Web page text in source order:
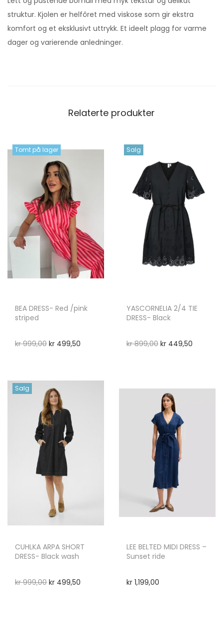
struktur. Kjolen er helfôret med viskose som gir ekstra
komfort og et eksklusivt uttrykk. Et ideelt plagg for varme
dager og varierende anledninger.
Relaterte produkter
Tomt på lager
BEA DRESS- Red /pink
striped
kr999,00 kr 499,50
Salg
YASCORNELIA 2/4 TIE
DRESS- Black
kr899,00 kr449,50
Salg
CUHLKA ARPA SHORT
DRESS- Black wash
kr999,00 kr 499,50
LEE BELTED MIDI DRESS –
Sunset ride
kr1,199,00